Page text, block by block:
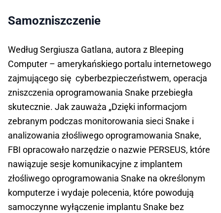
Samozniszczenie
Według Sergiusza Gatlana, autora z Bleeping
Computer – amerykańskiego portalu internetowego
zajmującego się cyberbezpieczeństwem, operacja
zniszczenia oprogramowania Snake przebiegła
skutecznie. Jak zauważa „Dzięki informacjom
zebranym podczas monitorowania sieci Snake i
analizowania złośliwego oprogramowania Snake,
FBI opracowało narzędzie o nazwie PERSEUS, które
nawiązuje sesje komunikacyjne z implantem
złośliwego oprogramowania Snake na określonym
komputerze i wydaje polecenia, które powodują
samoczynne wyłączenie implantu Snake bez